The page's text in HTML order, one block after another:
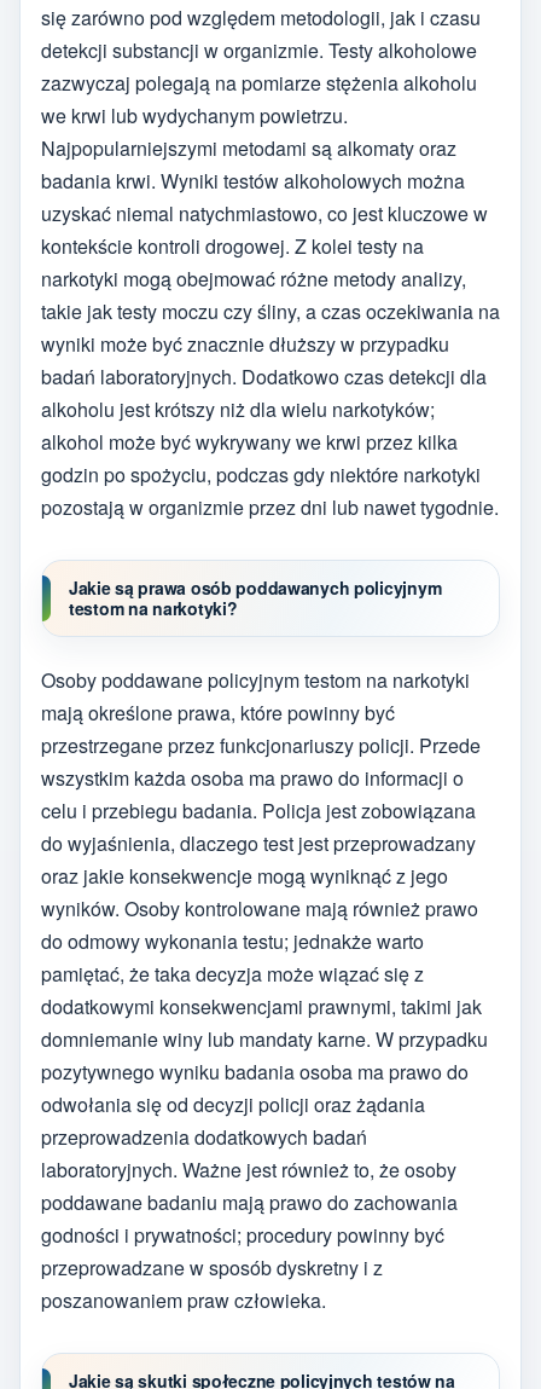
się zarówno pod względem metodologii, jak i czasu
detekcji substancji w organizmie. Testy alkoholowe
zazwyczaj polegają na pomiarze stężenia alkoholu
we krwi lub wydychanym powietrzu.
Najpopularniejszymi metodami są alkomaty oraz
badania krwi. Wyniki testów alkoholowych można
uzyskać niemal natychmiastowo, co jest kluczowe w
kontekście kontroli drogowej. Z kolei testy na
narkotyki mogą obejmować różne metody analizy,
takie jak testy moczu czy śliny, a czas oczekiwania na
wyniki może być znacznie dłuższy w przypadku
badań laboratoryjnych. Dodatkowo czas detekcji dla
alkoholu jest krótszy niż dla wielu narkotyków;
alkohol może być wykrywany we krwi przez kilka
godzin po spożyciu, podczas gdy niektóre narkotyki
pozostają w organizmie przez dni lub nawet tygodnie.
Jakie są prawa osób poddawanych policyjnym
testom na narkotyki?
Osoby poddawane policyjnym testom na narkotyki
mają określone prawa, które powinny być
przestrzegane przez funkcjonariuszy policji. Przede
wszystkim każda osoba ma prawo do informacji o
celu i przebiegu badania. Policja jest zobowiązana
do wyjaśnienia, dlaczego test jest przeprowadzany
oraz jakie konsekwencje mogą wyniknąć z jego
wyników. Osoby kontrolowane mają również prawo
do odmowy wykonania testu; jednakże warto
pamiętać, że taka decyzja może wiązać się z
dodatkowymi konsekwencjami prawnymi, takimi jak
domniemanie winy lub mandaty karne. W przypadku
pozytywnego wyniku badania osoba ma prawo do
odwołania się od decyzji policji oraz żądania
przeprowadzenia dodatkowych badań
laboratoryjnych. Ważne jest również to, że osoby
poddawane badaniu mają prawo do zachowania
godności i prywatności; procedury powinny być
przeprowadzane w sposób dyskretny i z
poszanowaniem praw człowieka.
Jakie są skutki społeczne policyjnych testów na